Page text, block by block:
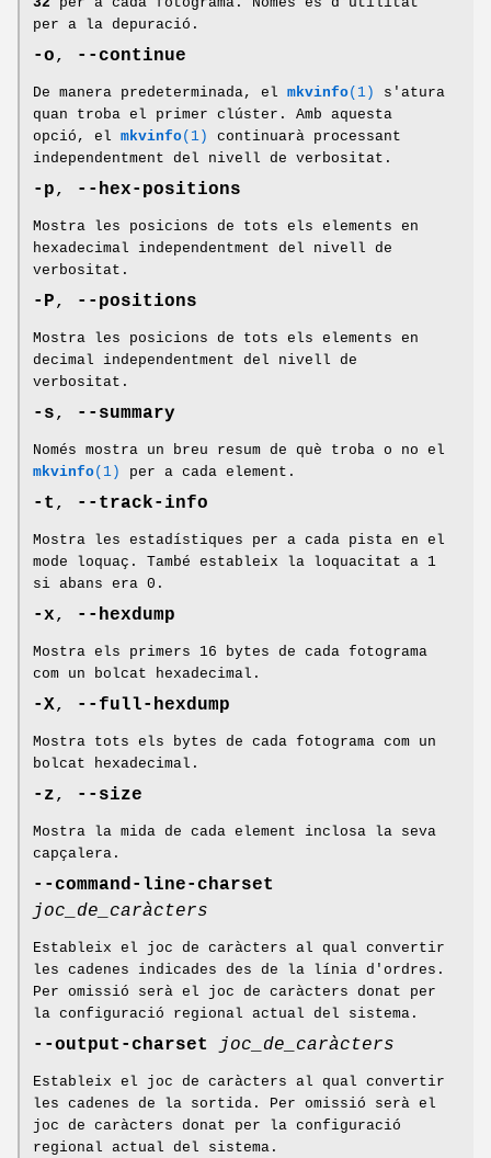
per a la depuració.
-o, --continue
De manera predeterminada, el mkvinfo(1)
s'atura
quan troba el primer clúster. Amb aquesta
opció, el mkvinfo(1)
continuarà processant
independentment del nivell de verbositat.
-p, --hex-positions
Mostra les posicions de tots els elements en
hexadecimal independentment del nivell de
verbositat.
-P, --positions
Mostra les posicions de tots els elements en
decimal independentment del nivell de
verbositat.
-s, --summary
Només mostra un breu resum de què troba o no el
mkvinfo(1) per a cada element.
-t , --track-info
Mostra les estadístiques per a cada pista en el
mode loquaç. També estableix la loquacitat a 1
si abans era 0.
-x, --hexdump
Mostra els primers 16 bytes de cada fotograma
com un bolcat hexadecimal.
-X, --full-hexdump
Mostra tots els bytes de cada fotograma com un
bolcat hexadecimal.
-z, --size
Mostra la mida de cada element inclosa la seva
capçalera.
--command-line-charset
joc_de_caràcters
Estableix el joc de caràcters al qual convertir
les cadenes indicades des de la línia d'ordres.
Per omissió serà el joc de caràcters donat per
la configuració regional actual del sistema.
--output-charset joc_de_caràcters
Estableix el joc de caràcters al qual convertir
les cadenes de la sortida. Per omissió serà el
joc de caràcters donat per la configuració
regional actual del sistema.